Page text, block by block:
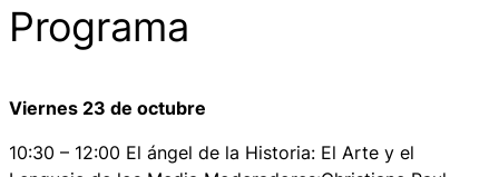
Programa
Viernes 23 de octubre
10:30 – 12:00 El ángel de la Historia: El Arte y el